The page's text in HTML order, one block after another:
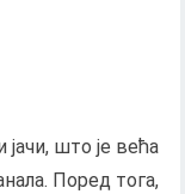
што је већа
Поред тога,